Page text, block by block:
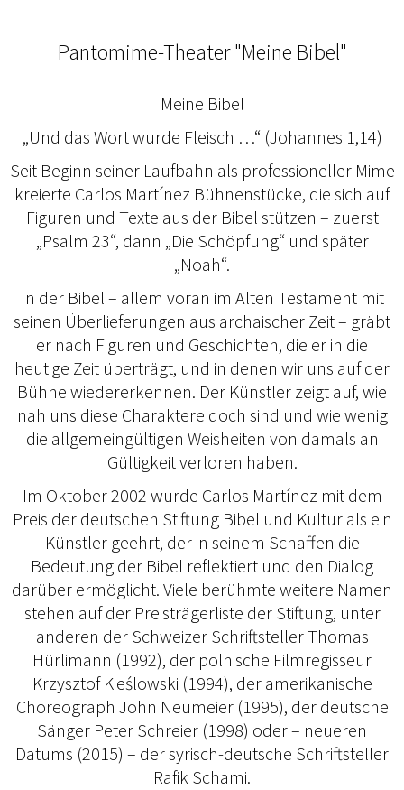
Pantomime-Theater "Meine Bibel"
Meine Bibel
„Und das Wort wurde Fleisch …“ (Johannes 1,14)
Seit Beginn seiner Laufbahn als professioneller Mime
kreierte Carlos Martínez Bühnenstücke, die sich auf
Figuren und Texte aus der Bibel stützen – zuerst
„Psalm 23“, dann „Die Schöpfung“ und später
„Noah“.
In der Bibel – allem voran im Alten Testament mit
seinen Überlieferungen aus archaischer Zeit – gräbt
er nach Figuren und Geschichten, die er in die
heutige Zeit überträgt, und in denen wir uns auf der
Bühne wiedererkennen. Der Künstler zeigt auf, wie
nah uns diese Charaktere doch sind und wie wenig
die allgemeingültigen Weisheiten von damals an
Gültigkeit verloren haben.
Im Oktober 2002 wurde Carlos Martínez mit dem
Preis der deutschen Stiftung Bibel und Kultur als ein
Künstler geehrt, der in seinem Schaffen die
Bedeutung der Bibel reflektiert und den Dialog
darüber ermöglicht. Viele berühmte weitere Namen
stehen auf der Preisträgerliste der Stiftung, unter
anderen der Schweizer Schriftsteller Thomas
Hürlimann (1992), der polnische Filmregisseur
Krzysztof Kieślowski (1994), der amerikanische
Choreograph John Neumeier (1995), der deutsche
Sänger Peter Schreier (1998) oder – neueren
Datums (2015) – der syrisch-deutsche Schriftsteller
Rafik Schami.